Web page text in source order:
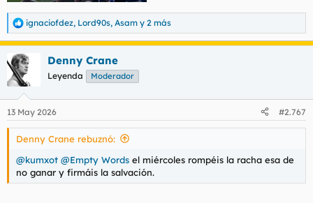
R
e
a
c
c
i
e
s
ignaciofdez, Lord90s, Asam y 2 más
Denny Crane
Leyenda Moderador
13 May 2026 #2.767
Denny Crane rebuznó:
@kumxot @Empty Words el miércoles rompéis la racha esa de
no ganar y firmáis la salvación.